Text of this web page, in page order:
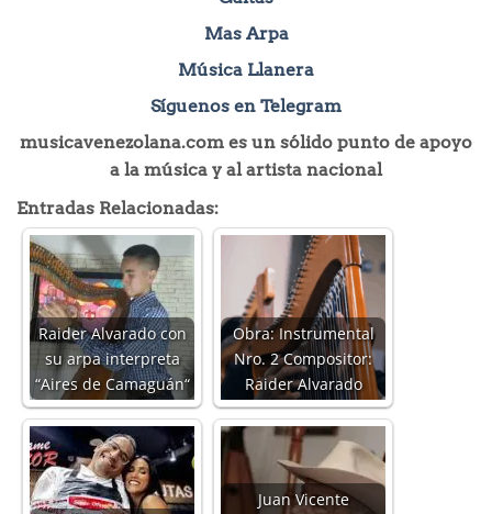
Mas Arpa
Música Llanera
Síguenos en Telegram
musicavenezolana.com es un sólido punto de apoyo
a la música y al artista nacional
Entradas Relacionadas:
Raider Alvarado con
su arpa interpreta
“Aires de Camaguán“
Obra: Instrumental
Nro. 2 Compositor:
Raider Alvarado
Juan Vicente